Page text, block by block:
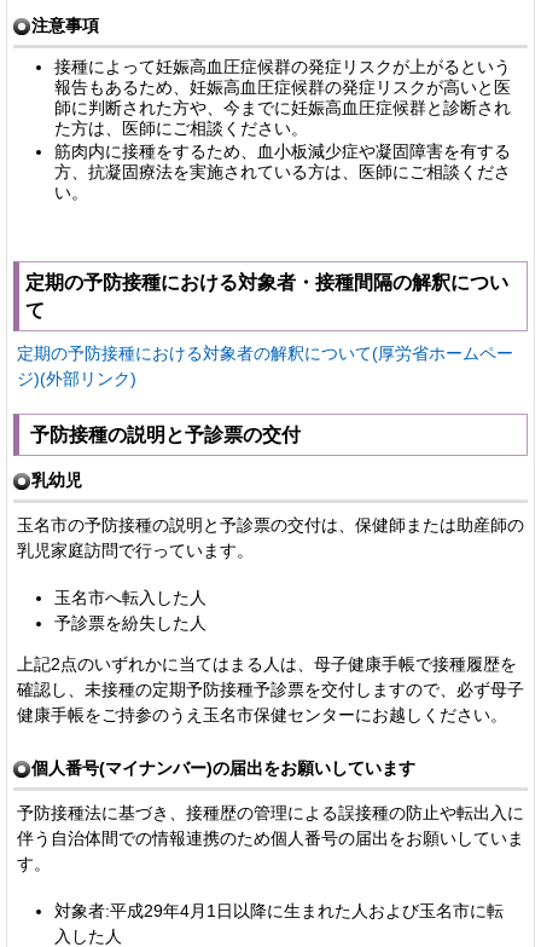
注意事項
接種によって妊娠高血圧症候群の発症リスクが上がるという
報告もあるため、妊娠高血圧症候群の発症リスクが高いと医
師に判断された方や、今までに妊娠高血圧症候群と診断され
た方は、医師にご相談ください。
筋肉内に接種をするため、血小板減少症や凝固障害を有する
方、抗凝固療法を実施されている方は、医師にご相談くださ
い。
定期の予防接種における対象者・接種間隔の解釈につい
て
定期の予防接種における対象者の解釈について(厚労省ホームペー
ジ)(外部リンク)
予防接種の説明と予診票の交付
乳幼児
玉名市の予防接種の説明と予診票の交付は、保健師または助産師の
乳児家庭訪問で行っています。
玉名市へ転入した人
予診票を紛失した人
上記2点のいずれかに当てはまる人は、母子健康手帳で接種履歴を
確認し、未接種の定期予防接種予診票を交付しますので、必ず母子
健康手帳をご持参のうえ玉名市保健センターにお越しください。
個人番号(マイナンバー)の届出をお願いしています
予防接種法に基づき、接種歴の管理による誤接種の防止や転出入に
伴う自治体間での情報連携のため個人番号の届出をお願いしていま
す。
対象者:平成29年4月1日以降に生まれた人および玉名市に転
入した人